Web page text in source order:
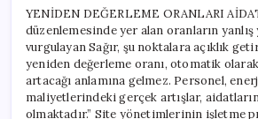
YENİDEN DEĞERLEME ORANLARI
düzenlemesinde yer alan oranların yanlış
vurgulayan Sağır, şu noktalara açıklık
yeniden değerleme oranı, otomatik
artacağı anlamına gelmez. Personel,
maliyetlerindeki gerçek artışlar,
olmaktadır.” Site yönetimlerinin işletme